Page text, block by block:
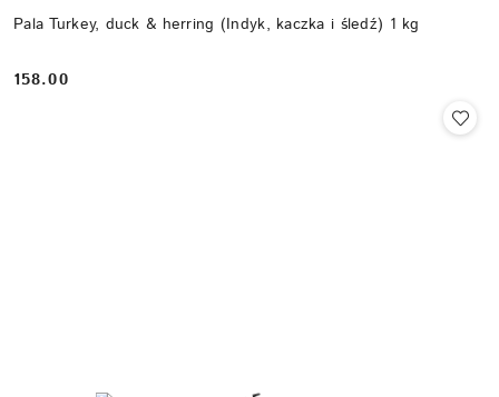
Pala Turkey, duck & herring (Indyk, kaczka i śledź) 1 kg
Cena:
158.00